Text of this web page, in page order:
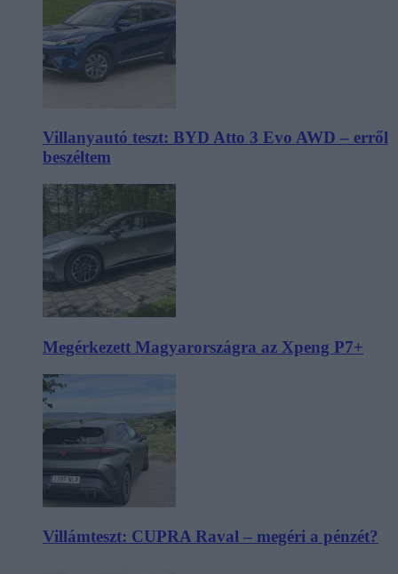
Villanyautó teszt: BYD Atto 3 Evo AWD – erről
beszéltem
Megérkezett Magyarországra az Xpeng P7+
Villámteszt: CUPRA Raval – megéri a pénzét?